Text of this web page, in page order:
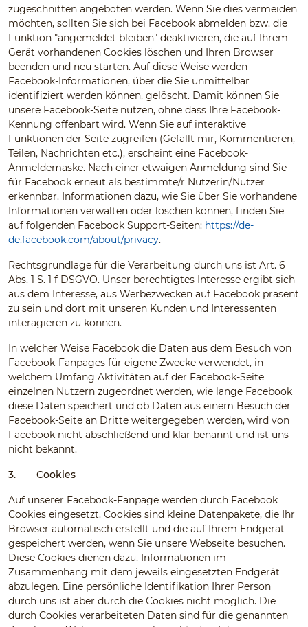
zugeschnitten angeboten werden. Wenn Sie dies vermeiden
möchten, sollten Sie sich bei Facebook abmelden bzw. die
Funktion "angemeldet bleiben" deaktivieren, die auf Ihrem
Gerät vorhandenen Cookies löschen und Ihren Browser
beenden und neu starten. Auf diese Weise werden
Facebook-Informationen, über die Sie unmittelbar
identifiziert werden können, gelöscht. Damit können Sie
unsere Facebook-Seite nutzen, ohne dass Ihre Facebook-
Kennung offenbart wird. Wenn Sie auf interaktive
Funktionen der Seite zugreifen (Gefällt mir, Kommentieren,
Teilen, Nachrichten etc.), erscheint eine Facebook-
Anmeldemaske. Nach einer etwaigen Anmeldung sind Sie
für Facebook erneut als bestimmte/r Nutzerin/Nutzer
erkennbar. Informationen dazu, wie Sie über Sie vorhandene
Informationen verwalten oder löschen können, finden Sie
auf folgenden Facebook Support-Seiten: https://de-
de.facebook.com/about/privacy.
Rechtsgrundlage für die Verarbeitung durch uns ist Art. 6
Abs. 1 S. 1 f DSGVO. Unser berechtigtes Interesse ergibt sich
aus dem Interesse, aus Werbezwecken auf Facebook präsent
zu sein und dort mit unseren Kunden und Interessenten
interagieren zu können.
In welcher Weise Facebook die Daten aus dem Besuch von
Facebook-Fanpages für eigene Zwecke verwendet, in
welchem Umfang Aktivitäten auf der Facebook-Seite
einzelnen Nutzern zugeordnet werden, wie lange Facebook
diese Daten speichert und ob Daten aus einem Besuch der
Facebook-Seite an Dritte weitergegeben werden, wird von
Facebook nicht abschließend und klar benannt und ist uns
nicht bekannt.
3. Cookies
Auf unserer Facebook-Fanpage werden durch Facebook
Cookies eingesetzt. Cookies sind kleine Datenpakete, die Ihr
Browser automatisch erstellt und die auf Ihrem Endgerät
gespeichert werden, wenn Sie unsere Webseite besuchen.
Diese Cookies dienen dazu, Informationen im
Zusammenhang mit dem jeweils eingesetzten Endgerät
abzulegen. Eine persönliche Identifikation Ihrer Person
durch uns ist aber durch die Cookies nicht möglich. Die
durch Cookies verarbeiteten Daten sind für die genannten